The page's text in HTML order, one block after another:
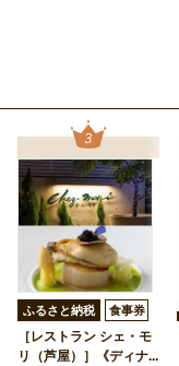
ふるさと納税 食事券
［レストラン シェ・モ
リ（芦屋）］《ディナ...